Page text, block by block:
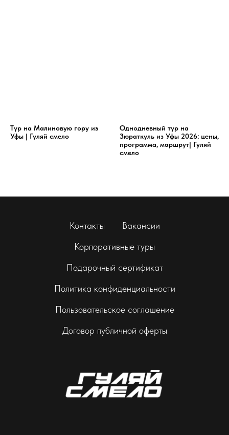
Тур на Малиновую гору из
Уфы | Гуляй смело
Однодневный тур на
Зюраткуль из Уфы 2026: цены,
программа, маршрут| Гуляй
смело
Контакты
Вакансии
Корпоративные туры
Подарочный сертификат
Политика конфиденциальности
Пользовательское соглашение
Договор публичной оферты